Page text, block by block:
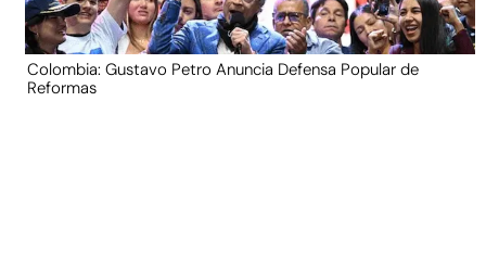
Colombia: Gustavo Petro Anuncia Defensa Popular de
Reformas